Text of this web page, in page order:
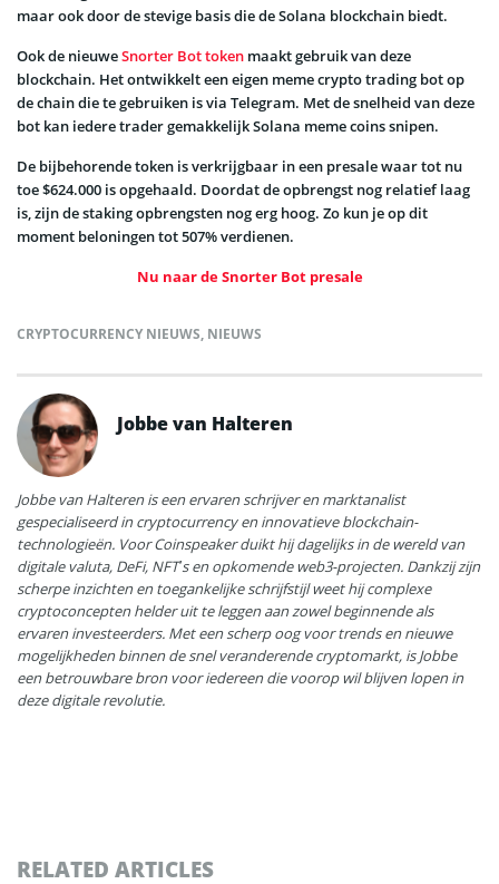
maar ook door de stevige basis die de Solana blockchain biedt.
Ook de nieuweSnorter Bot token maakt gebruik van deze
blockchain. Het ontwikkelt een eigen meme crypto trading bot op
de chain die te gebruiken is via Telegram. Met de snelheid van deze
bot kan iedere trader gemakkelijk Solana meme coins snipen.
De bijbehorende token is verkrijgbaar in een presale waar tot nu
toe $624.000 is opgehaald. Doordat de opbrengst nog relatief laag
is, zijn de staking opbrengsten nog erg hoog. Zo kun je op dit
moment beloningen tot 507% verdienen.
Nu naar de Snorter Bot presale
CRYPTOCURRENCY NIEUWS, NIEUWS
Jobbe van Halteren
Jobbe van Halteren is een ervaren schrijver en marktanalist
gespecialiseerd in cryptocurrency en innovatieve blockchain-
technologieën. Voor Coinspeaker duikt hij dagelijks in de wereld van
digitale valuta, DeFi, NFT’s en opkomende web3-projecten. Dankzij zijn
scherpe inzichten en toegankelijke schrijfstijl weet hij complexe
cryptoconcepten helder uit te leggen aan zowel beginnende als
ervaren investeerders. Met een scherp oog voor trends en nieuwe
mogelijkheden binnen de snel veranderende cryptomarkt, is Jobbe
een betrouwbare bron voor iedereen die voorop wil blijven lopen in
deze digitale revolutie.
RELATED ARTICLES